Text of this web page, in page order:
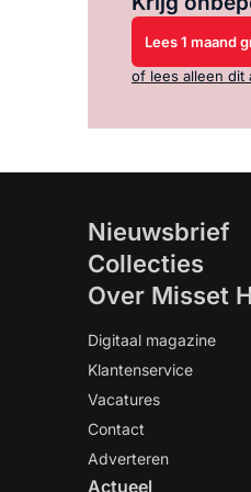
Lees 1 maand
of lees alleen dit
Nieuwsbrief
Collecties
Over Misset
Digitaal magazine
Klantenservice
Vacatures
Contact
Adverteren
Actueel